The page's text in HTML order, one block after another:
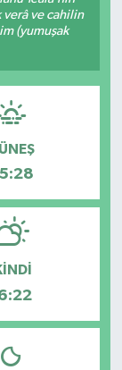
verâ ve cahilin
(yumuşak